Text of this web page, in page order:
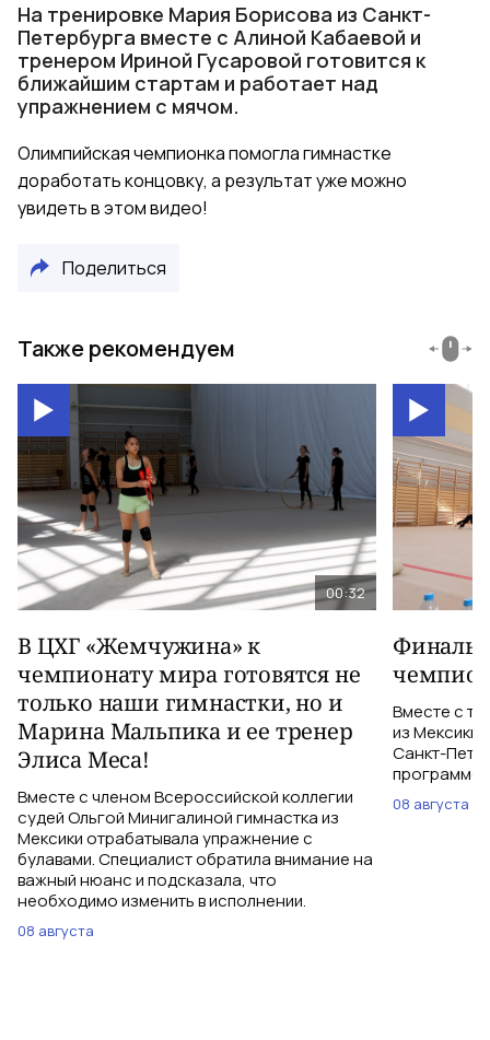
На тренировке Мария Борисова из Санкт-
Петербурга вместе с Алиной Кабаевой и
тренером Ириной Гусаровой готовится к
ближайшим стартам и работает над
упражнением с мячом.
Олимпийская чемпионка помогла гимнастке
доработать концовку, а результат уже можно
увидеть в этом видео!
Поделиться
Также рекомендуем
00:32
В ЦХГ «Жемчужина» к
чемпионату мира готовятся не
только наши гимнастки, но и
Марина Мальпика и ее тренер
Элиса Меса!
Вместе с членом Всероссийской коллегии
судей Ольгой Минигалиной гимнастка из
Мексики отрабатывала упражнение с
булавами. Специалист обратила внимание на
важный нюанс и подсказала, что
необходимо изменить в исполнении.
08 августа
Вместе с
из Мексики
Санкт-
программе
08 августа